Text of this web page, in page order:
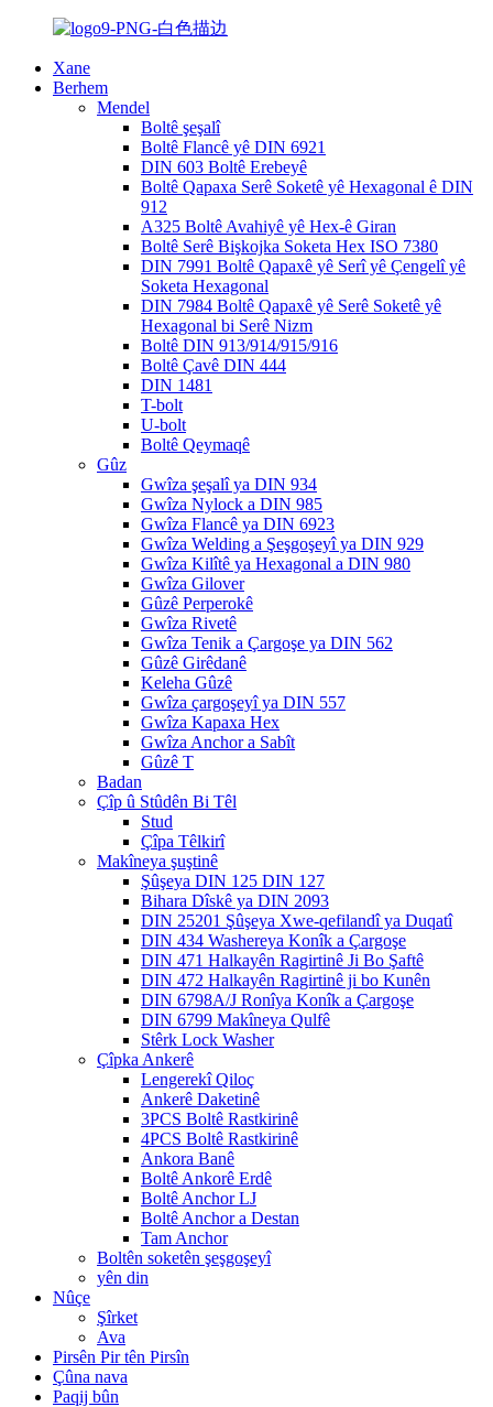
Xane
Berhem
Mendel
Boltê şeşalî
Boltê Flancê yê DIN 6921
DIN 603 Boltê Erebeyê
Boltê Qapaxa Serê Soketê yê Hexagonal ê DIN
912
A325 Boltê Avahiyê yê Hex-ê Giran
Boltê Serê Bişkojka Soketa Hex ISO 7380
DIN 7991 Boltê Qapaxê yê Serî yê Çengelî yê
Soketa Hexagonal
DIN 7984 Boltê Qapaxê yê Serê Soketê yê
Hexagonal bi Serê Nizm
Boltê DIN 913/914/915/916
Boltê Çavê DIN 444
DIN 1481
T-bolt
U-bolt
Boltê Qeymaqê
Gûz
Gwîza şeşalî ya DIN 934
Gwîza Nylock a DIN 985
Gwîza Flancê ya DIN 6923
Gwîza Welding a Şeşgoşeyî ya DIN 929
Gwîza Kilîtê ya Hexagonal a DIN 980
Gwîza Gilover
Gûzê Perperokê
Gwîza Rivetê
Gwîza Tenik a Çargoşe ya DIN 562
Gûzê Girêdanê
Keleha Gûzê
Gwîza çargoşeyî ya DIN 557
Gwîza Kapaxa Hex
Gwîza Anchor a Sabît
Gûzê T
Badan
Çîp û Stûdên Bi Têl
Stud
Çîpa Têlkirî
Makîneya şuştinê
Şûşeya DIN 125 DIN 127
Bihara Dîskê ya DIN 2093
DIN 25201 Şûşeya Xwe-qefilandî ya Duqatî
DIN 434 Washereya Konîk a Çargoşe
DIN 471 Halkayên Ragirtinê Ji Bo Şaftê
DIN 472 Halkayên Ragirtinê ji bo Kunên
DIN 6798A/J Ronîya Konîk a Çargoşe
DIN 6799 Makîneya Qulfê
Stêrk Lock Washer
Çîpka Ankerê
Lengerekî Qiloç
Ankerê Daketinê
3PCS Boltê Rastkirinê
4PCS Boltê Rastkirinê
Ankora Banê
Boltê Ankorê Erdê
Boltê Anchor LJ
Boltê Anchor a Destan
Tam Anchor
Boltên soketên şeşgoşeyî
yên din
Nûçe
Şîrket
Ava
Pirsên Pir tên Pirsîn
Çûna nava
Paqij bûn